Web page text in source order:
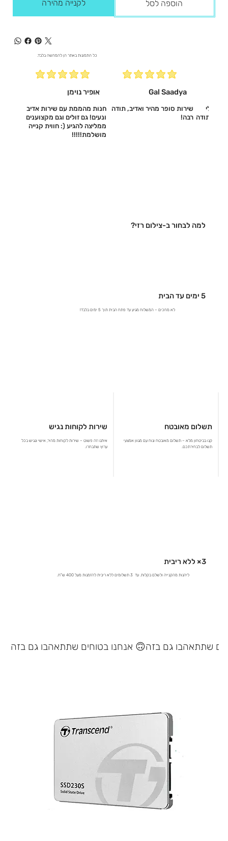
הוספה לסל לקנייה מהירה
כל התמונות באתר הן להמחשה בלבד.
אופיר נוימן
חנות מהממת עם שירות אדיב
ונעים! גם זולים וגם מקצוענים
ממליצה להגיע (: חווית קנייה
מושלמת!!!!!‎
Gal Saadya
שירות סופר מהיר ואדיב, תודה
רבה!
לי
תודה
למה לבחור ב-צילום רזי?
שירות לקוחות נגיש
איתנו זה פשוט – שירות לקוחות מהיר, אישי ונגיש בכל
ערוץ שתבחרו.
5 ימים עד הבית
לא מחכים – המשלוח מגיע עד פתח הבית תוך 5 ימים בלבד!
תשלום מאובטח
קנו בביטחון מלא – תשלום מאובטח ונוח עם מגוון אמצעי
תשלום לבחירתכם.
3× ללא ריבית
ליהנות מהקנייה ולשלם בקלות. עד 3 תשלומים ללא ריבית להזמנות מעל 400 ש"ח.
אנחנו בטוחים שתתאהבו גם בזה 🙃